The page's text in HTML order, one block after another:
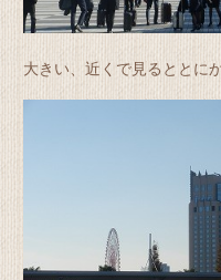
大きい、近くで見るととに